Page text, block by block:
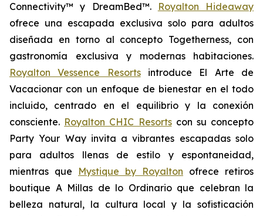
Connectivity™ y DreamBed™.
Royalton Hideaway
ofrece una escapada exclusiva solo para adultos
diseñada en torno al concepto Togetherness, con
gastronomía exclusiva y modernas habitaciones.
Royalton Vessence Resortsintroduce El Arte de
Vacacionar con un enfoque de bienestar en el todo
incluido, centrado en el equilibrio y la conexión
consciente. Royalton CHIC Resortscon su concepto
Party Your Wayinvita a vibrantes escapadas solo
para adultos llenas de estilo y espontaneidad,
mientras que Mystique by Royalton ofrece retiros
boutique A Millas de lo Ordinarioque celebran la
belleza natural, la cultura local y la sofisticación